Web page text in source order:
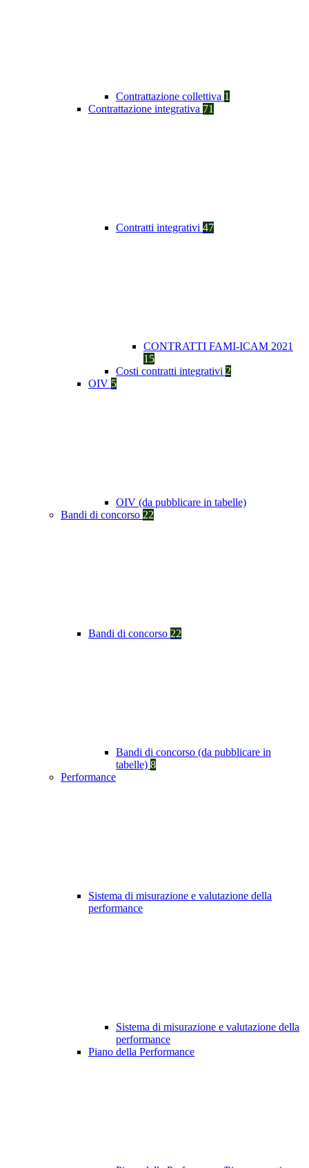
Contrattazione collettiva 1
Contrattazione integrativa 71
Contratti integrativi 47
CONTRATTI FAMI-ICAM 2021
15
Costi contratti integrativi 2
OIV 5
OIV (da pubblicare in tabelle)
Bandi di concorso 22
Bandi di concorso 22
Bandi di concorso (da pubblicare in
tabelle) 8
Performance
Sistema di misurazione e valutazione della
performance
Sistema di misurazione e valutazione della
performance
Piano della Performance